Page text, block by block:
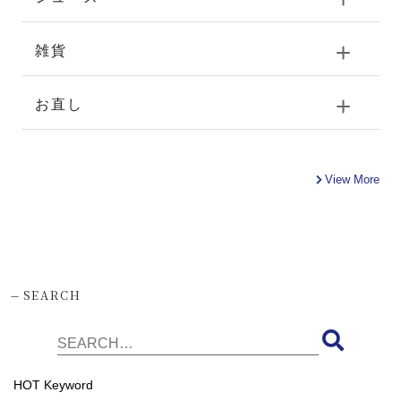
雑貨
お直し
View More
-SEARCH
HOT Keyword